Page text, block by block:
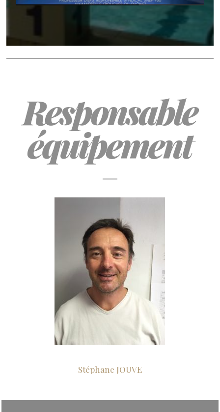
Responsable
équipement
Stéphane JOUVE